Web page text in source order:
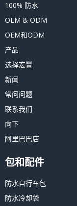
100% 防水
OEM & ODM
OEM和ODM
产品
选择宏豐
新闻
常问问题
联系我们
向下
阿里巴巴店
包和配件
防水自行车包
防水冷却袋